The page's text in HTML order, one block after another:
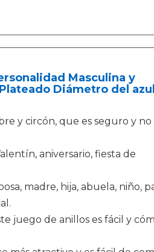
Masculina y
Diámetro del
y circón, que es seguro y no
aniversario, fiesta de
madre, hija, abuela, niño,
juego de anillos es fácil y